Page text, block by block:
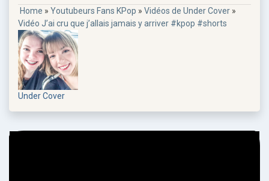
Home » Youtubeurs Fans KPop » Vidéos de Under Cover »
Vidéo J’ai cru que j’allais jamais y arriver #kpop #shorts
Under Cover